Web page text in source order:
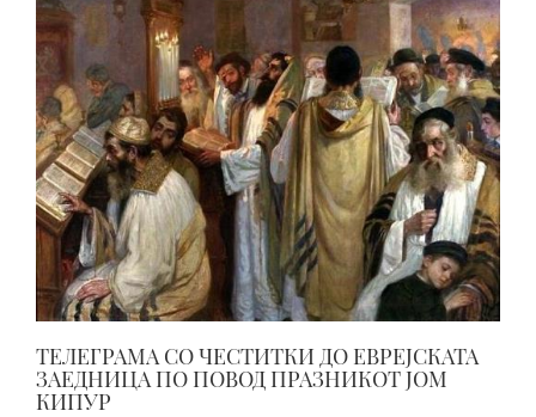
ТЕЛЕГРАМА СО ЧЕСТИТКИ ДО ЕВРЕЈСКАТА
ЗАЕДНИЦА ПО ПОВОД ПРАЗНИКОТ ЈОМ
КИПУР